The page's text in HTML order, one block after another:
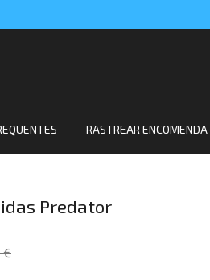
RASTREAR ENCOMENDA
Predator
€